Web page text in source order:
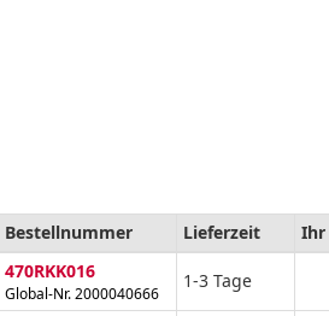
Bestellnummer Lieferzeit Ihr
470RKK016
Global-Nr. 2000040666
1-3 Tage